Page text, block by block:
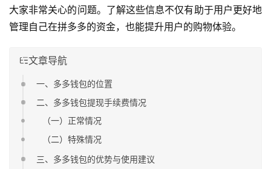
大家非常关心的问题。了解这些信息不仅有助于用户更好地
管理自己在拼多多的资金，也能提升用户的购物体验。
文章导航
一、多多钱包的位置
二、多多钱包提现手续费情况
（一）正常情况
（二）特殊情况
三、多多钱包的优势与使用建议